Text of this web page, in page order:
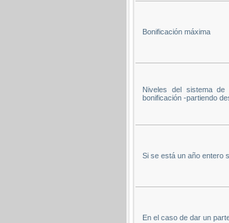
Bonificación máxima
Niveles del sistema
bonificación -partiendo
Si se está un año entero
En el caso de dar un